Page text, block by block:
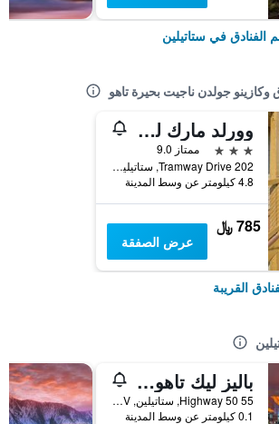
الفنادق في ستاتيلين
جولدن ناجيت بحيرة تاهو
وورلد مارك ليك تاهو
3 نجوم
ممتاز 9.0
202 Tramway Drive, ستاتيلين, NV, الولايات المتحدة الأميريكية
4.8 كيلومتر عن وسط المدينة
785 ﷼
عرض الصفقة
القريبة
باليز ليك تاهو كازينو ريزورت
55 Highway 50, ستاتيلين, NV, الولايات المتحدة الأميريكية
0.1 كيلومتر عن وسط المدينة